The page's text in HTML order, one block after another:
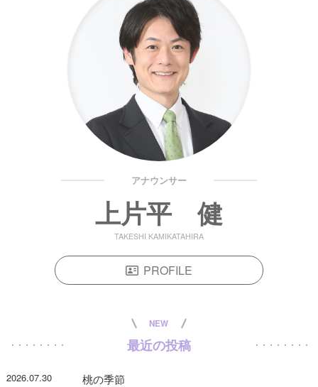
アナウンサー
上片平 健
TAKESHI KAMIKATAHIRA
PROFILE
NEW
最近の投稿
2026.07.30 桃の季節